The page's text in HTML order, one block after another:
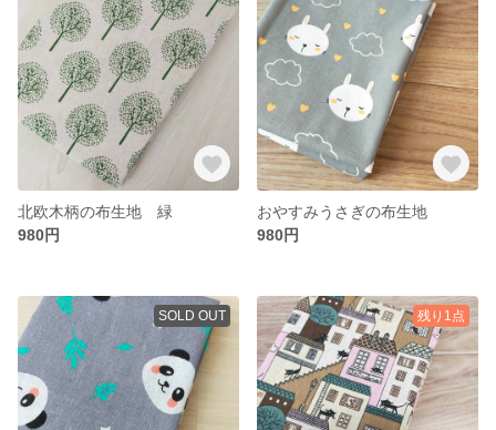
北欧木柄の布生地 緑
980円
おやすみうさぎの布生地
980円
SOLD OUT 残り1点